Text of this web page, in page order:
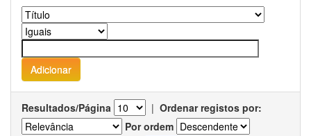
Resultados/Página | Ordenar registos por:
Por ordem